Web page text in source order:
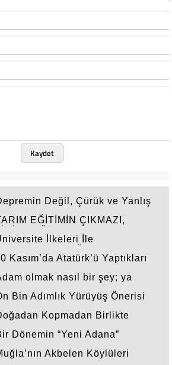
Kaydet
Değil, Çürük ve Yanlış
İçimizi Yakıyor.
EĞİTİMİN ÇIKMAZI,
İlkeleri İle
Yer
Kasım’da Atatürk’ü Yaptıkları
olmak nasıl bir şey; ya
Bin Adımlık Yürüyüş Önerisi
Kopmadan Birlikte
Dönemin “Yeni Adana”
Akbelen Köylüleri